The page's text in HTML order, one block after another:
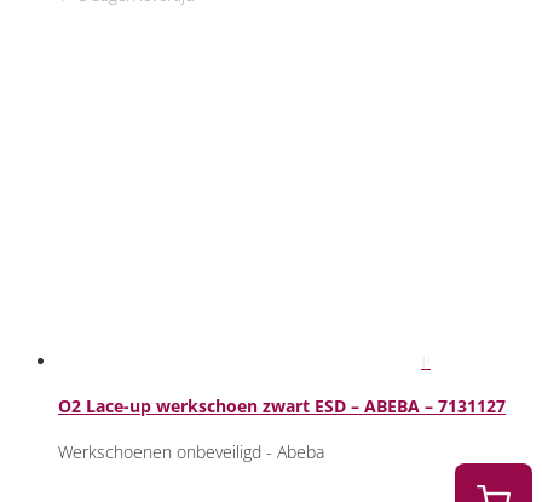
O2 Lace-up werkschoen zwart ESD – ABEBA – 7131127
Werkschoenen onbeveiligd - Abeba